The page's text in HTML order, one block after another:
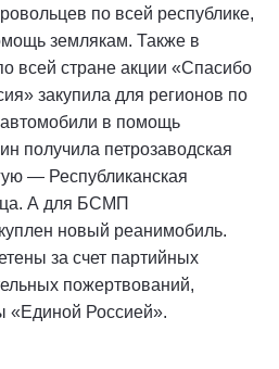
по всей республике,
землякам. Также в
всей стране акции «Спасибо
закупила для регионов по
в помощь
получила петрозаводская
— Республиканская
А для БСМП
новый реанимобиль.
за счет партийных
пожертвований,
«Единой Россией».